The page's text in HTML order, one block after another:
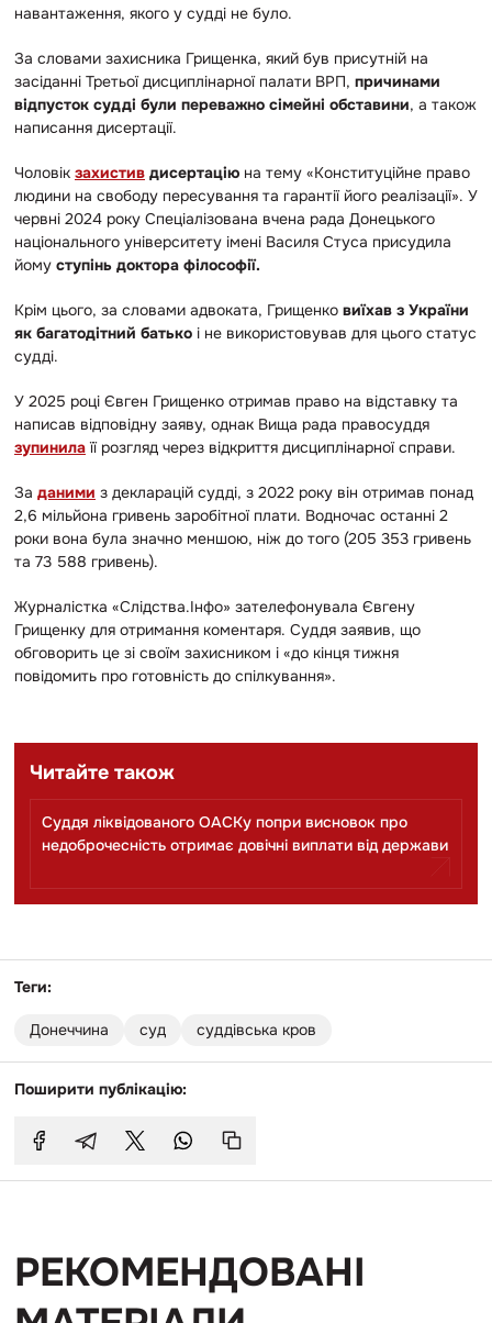
навантаження, якого у судді не було.
За словами захисника Грищенка, який був присутній на
засіданні Третьої дисциплінарної палати ВРП, причинами
відпусток судді були переважно сімейні обставини, а також
написання дисертації.
Чоловік захистив дисертацію на тему «Конституційне право
людини на свободу пересування та гарантії його реалізації». У
червні 2024 року Спеціалізована вчена рада Донецького
національного університету імені Василя Стуса присудила
йому ступінь доктора філософії.
Крім цього, за словами адвоката, Грищенко виїхав з України
як багатодітний батько і не використовував для цього статус
судді.
У 2025 році Євген Грищенко отримав право на відставку та
написав відповідну заяву, однак Вища рада правосуддя
зупинилаїї розгляд через відкриття дисциплінарної справи.
За даними з декларацій судді, з 2022 року він отримав понад
2,6 мільйона гривень заробітної плати. Водночас останні 2
роки вона була значно меншою, ніж до того (205 353 гривень
та 73 588 гривень).
Журналістка «Слідства.Інфо» зателефонувала Євгену
Грищенку для отримання коментаря. Суддя заявив, що
обговорить це зі своїм захисником і «до кінця тижня
повідомить про готовність до спілкування».
Читайте також
Суддя ліквідованого ОАСКу попри висновок про
недоброчесність отримає довічні виплати від держави
Теги:
Донеччина суд суддівська кров
Поширити публікацію:
РЕКОМЕНДОВАНІ